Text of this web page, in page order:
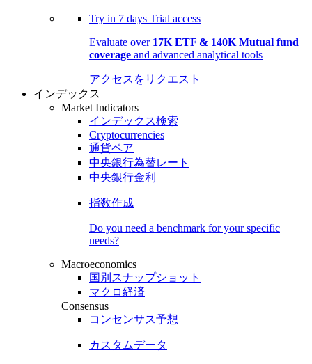
Try in 7 days Trial access
Evaluate over 17K ETF & 140K Mutual fund
coverage and advanced analytical tools
アクセスをリクエスト
インデックス
Market Indicators
インデックス検索
Cryptocurrencies
通貨ペア
中央銀行為替レート
中央銀行金利
指数作成
Do you need a benchmark for your specific
needs?
Macroeconomics
国別スナップショット
マクロ経済
Consensus
コンセンサス予想
カスタムデータ